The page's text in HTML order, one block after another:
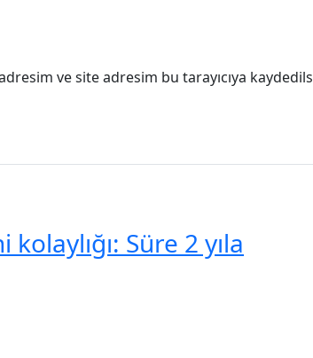
ve site adresim bu tarayıcıya
Süre 2 yıla